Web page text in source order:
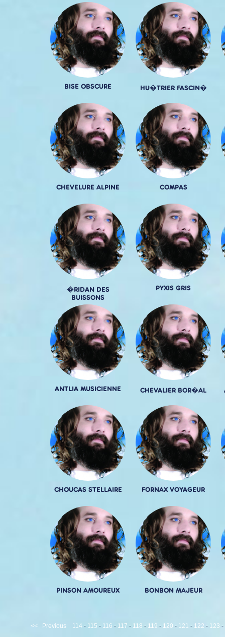
BISE OBSCURE HU�TRIER FASCIN�
CHEVELURE ALPINE COMPAS
�RIDAN DES
BUISSONS
PYXIS GRIS
ANTLIA MUSICIENNE CHEVALIER BOR�AL
CHOUCAS STELLAIRE FORNAX VOYAGEUR
PINSON AMOUREUX BONBON MAJEUR
<< Previous 114 - 115 - 116 - 117 - 118 - 119 - 120 - 121 - 122 - 123 -